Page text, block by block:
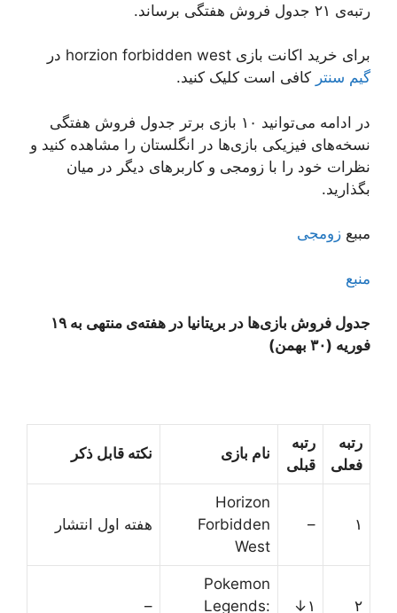
رتبه‌ی ۲۱ جدول فروش هفتگی برساند.
برای خرید اکانت بازی horzion forbidden west در
گیم سنتر کافی است کلیک کنید.
در ادامه می‌توانید ۱۰ بازی برتر جدول فروش هفتگی
نسخه‌های فیزیکی بازی‌ها در انگلستان را مشاهده کنید و
نظرات خود را با زومجی و کاربرهای دیگر در میان
بگذارید.
مببع زومجی
منبع
جدول فروش بازی‌ها در بریتانیا در هفته‌ی منتهی به ۱۹
فوریه (۳۰ بهمن)
رتبه
فعلی
رتبه
قبلی
نام بازی نکته قابل ذکر
۱ –
Horizon
Forbidden
West
هفته اول انتشار
۲ ۱↓
Pokemon
Legends:
–